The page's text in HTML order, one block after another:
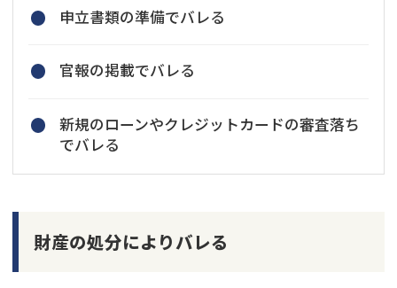
申立書類の準備でバレる
官報の掲載でバレる
新規のローンやクレジットカードの審査落ち
でバレる
財産の処分によりバレる